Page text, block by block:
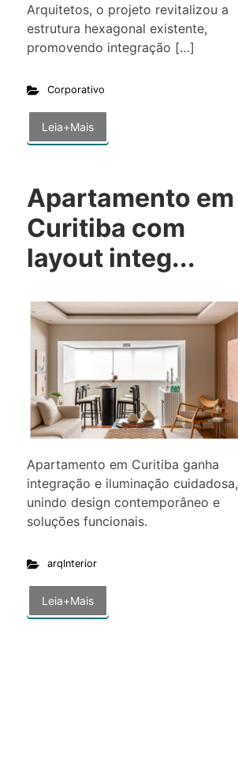
Arquitetos, o projeto revitalizou a
estrutura hexagonal existente,
promovendo integração […]
Corporativo
Leia+Mais
Apartamento em
Curitiba com
layout integ...
Apartamento em Curitiba ganha
integração e iluminação cuidadosa,
unindo design contemporâneo e
soluções funcionais.
arqInterior
Leia+Mais